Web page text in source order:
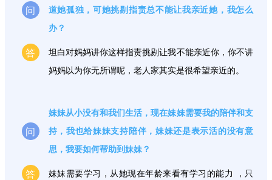
问
道她孤独，可她挑剔指责总不能让我亲近她，我怎么
办？
答
坦白对妈妈讲你这样指责挑剔让我不能亲近你，你不讲
妈妈以为你无所谓呢，老人家其实是很希望亲近的。
问
妹妹从小没有和我们生活，现在妹妹需要我的陪伴和支
持，我也给妹妹支持陪伴，妹妹还是表示活的没有意
思，我要如何帮助到妹妹？
答
妹妹需要学习，从她现在年龄来看有学习的能力 ，只